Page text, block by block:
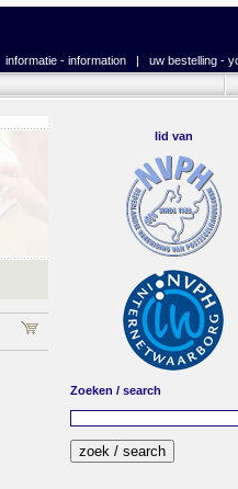
informatie - information | uw bestelling -
lid van
Zoeken / search